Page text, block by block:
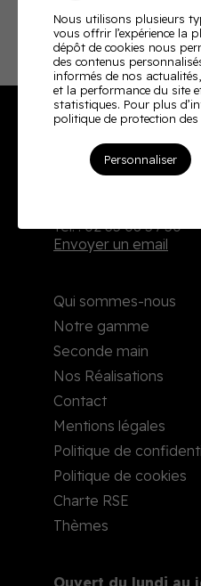
Télécharger la fiche
Burodoc
Tél. : 02 35 08 59 50
Envoyer un email
Qui sommes-nous
Notre gamme
Seconde main
Nos Réalisations
Contact
Mentions légales
Politique de
Politique de cookies
Charte RSE
Thèmes
Nous utilisons plusieurs
vous offrir l’expérience la
dépôt de cookies nous
des contenus
informés de nos
et la performance du site
statistiques. Pour plus
politique de protection des
Personnaliser